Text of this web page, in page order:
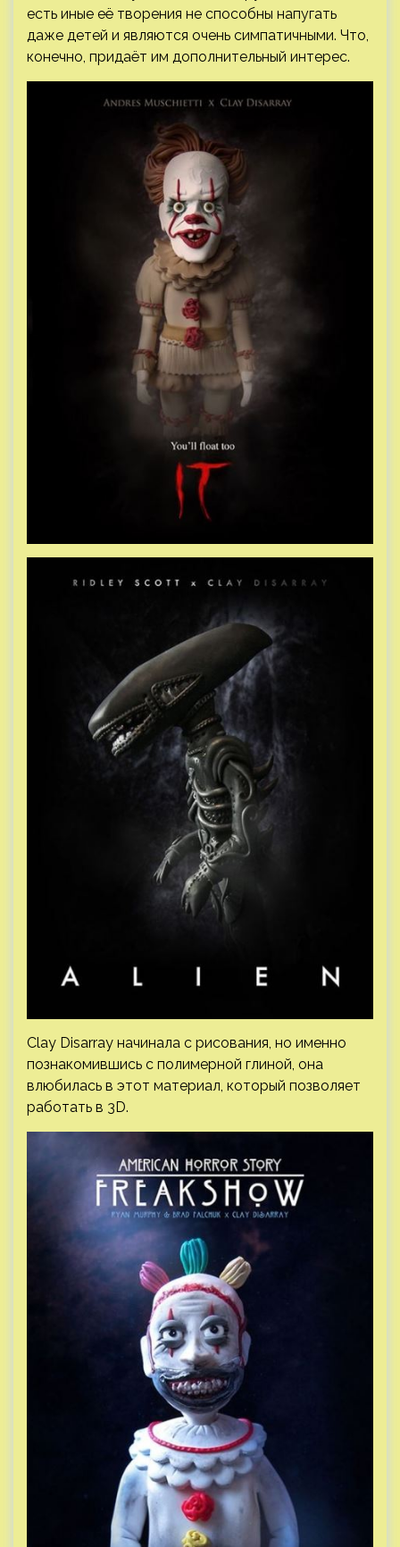
есть иные её творения не способны напугать
даже детей и являются очень симпатичными. Что,
конечно, придаёт им дополнительный интерес.
Clay Disarray начинала с рисования, но именно
познакомившись с полимерной глиной, она
влюбилась в этот материал, который позволяет
работать в 3D.